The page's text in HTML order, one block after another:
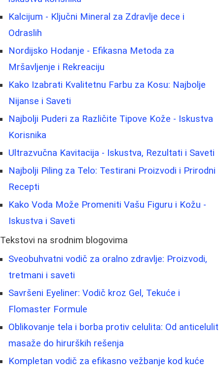
Kalcijum - Ključni Mineral za Zdravlje dece i
Odraslih
Nordijsko Hodanje - Efikasna Metoda za
Mršavljenje i Rekreaciju
Kako Izabrati Kvalitetnu Farbu za Kosu: Najbolje
Nijanse i Saveti
Najbolji Puderi za Različite Tipove Kože - Iskustva
Korisnika
Ultrazvučna Kavitacija - Iskustva, Rezultati i Saveti
Najbolji Piling za Telo: Testirani Proizvodi i Prirodni
Recepti
Kako Voda Može Promeniti Vašu Figuru i Kožu -
Iskustva i Saveti
Tekstovi na srodnim blogovima
Sveobuhvatni vodič za oralno zdravlje: Proizvodi,
tretmani i saveti
Savršeni Eyeliner: Vodič kroz Gel, Tekuće i
Flomaster Formule
Oblikovanje tela i borba protiv celulita: Od anticelulit
masaže do hirurških rešenja
Kompletan vodič za efikasno vežbanje kod kuće